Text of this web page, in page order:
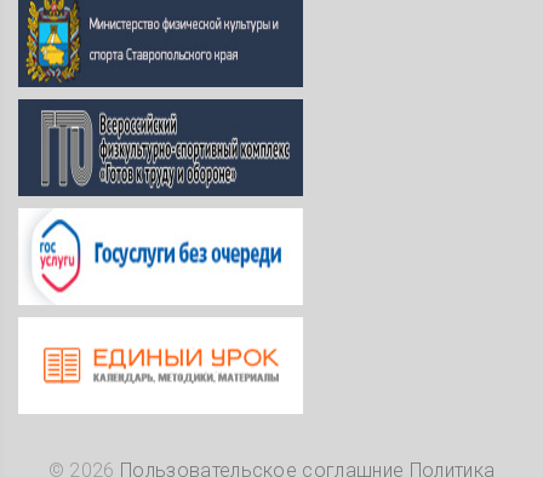
© 2026 Пользовательское соглашние Политика